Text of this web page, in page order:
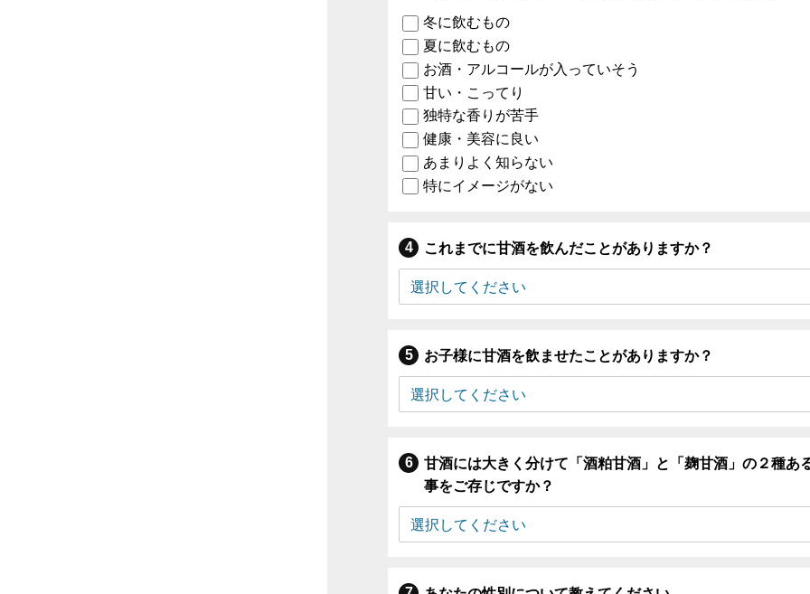
冬に飲むもの
夏に飲むもの
お酒・アルコールが入っていそう
甘い・こってり
独特な香りが苦手
健康・美容に良い
あまりよく知らない
特にイメージがない
これまでに甘酒を飲んだことがありますか？
お子様に甘酒を飲ませたことがありますか？
甘酒には大きく分けて「酒粕甘酒」と「麹甘酒」の２種あ
事をご存じですか？